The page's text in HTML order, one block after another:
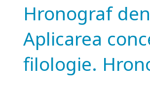
Hronograf
Aplicarea
filologie.